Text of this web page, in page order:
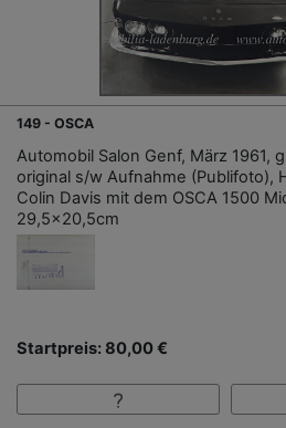
149 - OSCA
Automobil Salon Genf, März 1961,
original s/w Aufnahme (Publifoto),
Colin Davis mit dem OSCA 1500
29,5x20,5cm
Startpreis: 80,00 €